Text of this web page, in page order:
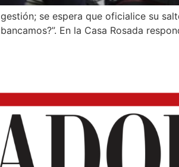
se espera que oficialice su
En la Casa Rosada